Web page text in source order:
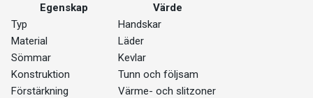
Egenskap
Värde
Typ
Handskar
Material
Läder
Sömmar
Kevlar
Konstruktion
Tunn och följsam
Förstärkning
Värme- och slitzoner